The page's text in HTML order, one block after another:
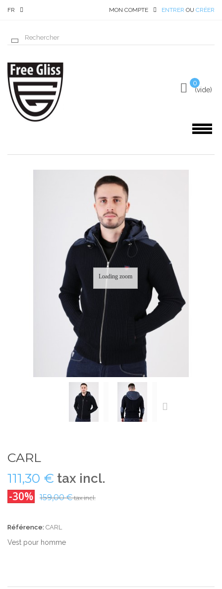
ENTRER OU CRÉER
MON COMPTE
FR
0
(vide)
Loading zoom
CARL
111,30 € tax incl.
-30% 159,00 €tax incl.
Référence: CARL
Vest pour homme